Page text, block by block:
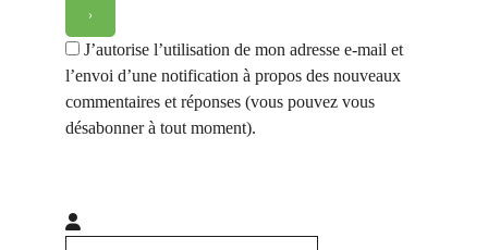
J’autorise l’utilisation de mon adresse e-mail et
l’envoi d’une notification à propos des nouveaux
commentaires et réponses (vous pouvez vous
désabonner à tout moment).